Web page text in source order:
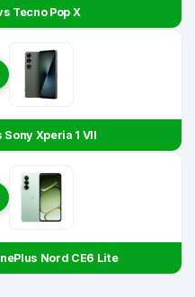
Tecno Pop X
Sony Xperia 1 VII
Nord CE6 Lite